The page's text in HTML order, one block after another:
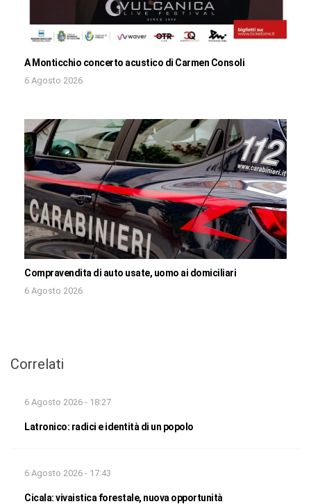
A Monticchio concerto acustico di Carmen Consoli
6 Agosto 2026
Compravendita di auto usate, uomo ai domiciliari
6 Agosto 2026
Correlati
6 Agosto 2026 - 18:27
Latronico: radici e identità di un popolo
6 Agosto 2026 - 17:43
Cicala: vivaistica forestale, nuova opportunità